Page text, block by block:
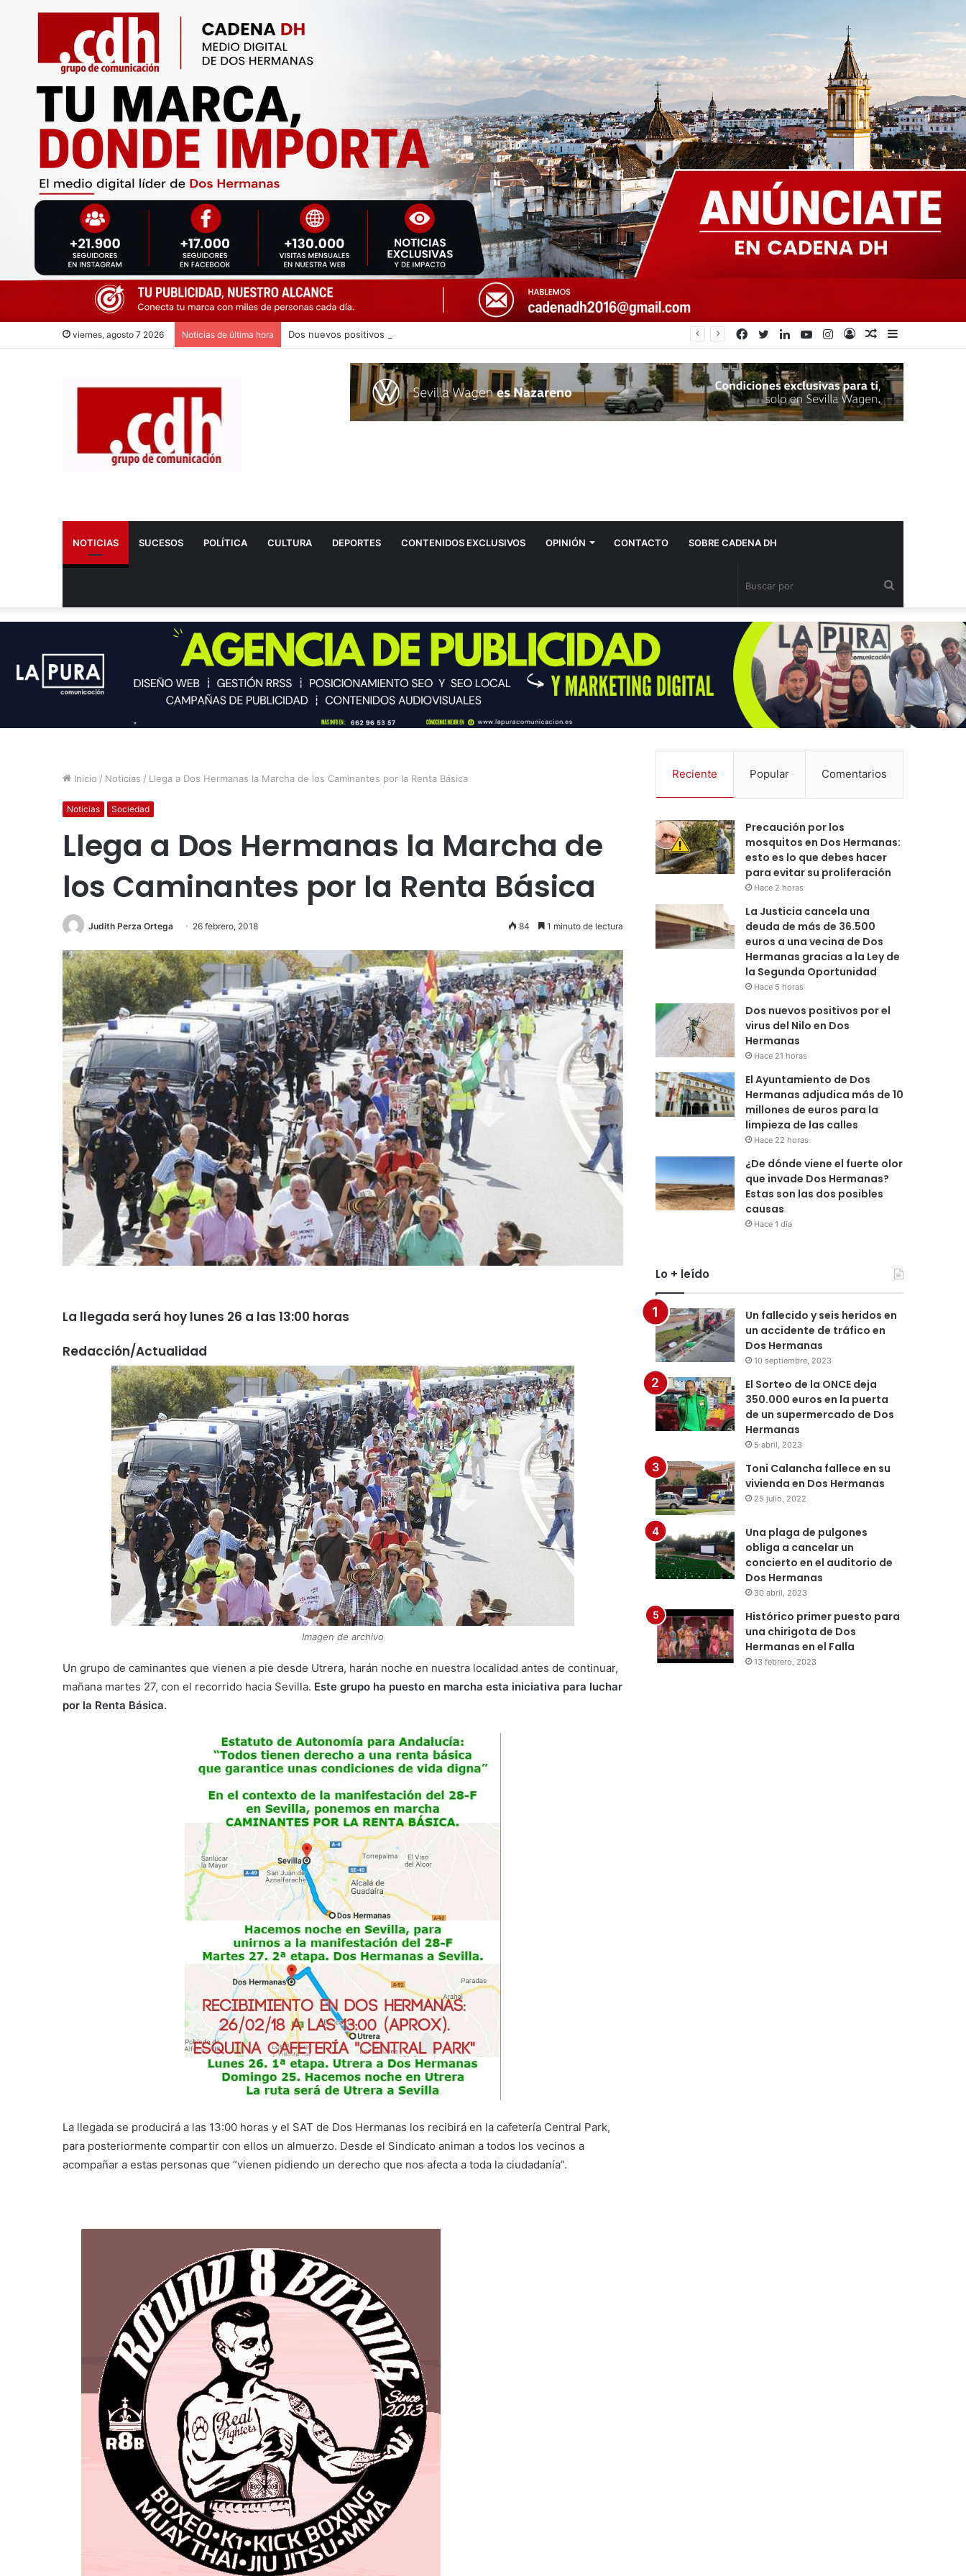
viernes, agosto 7 2026 Noticias de última hora Dos nuevos positivos por el virus del Nilo en Dos Hermanas
lateral
Publicación
al
azar
Acceso
Instagram
YouTube
LinkedIn
Twitter
Facebook
NOTICIAS SUCESOS POLÍTICA CULTURA DEPORTES CONTENIDOS EXCLUSIVOS OPINIÓN CONTACTO SOBRE CADENA DH
por
Inicio / Noticias / Llega a Dos Hermanas la Marcha de los Caminantes por la Renta Básica
Noticias Sociedad
Llega a Dos Hermanas la Marcha de
los Caminantes por la Renta Básica
Judith Perza Ortega 26 febrero, 2018 84 1 minuto de lectura
La llegada será hoy lunes 26 a las 13:00 horas
Redacción/Actualidad
Imagen de archivo
Un grupo de caminantes que vienen a pie desde Utrera, harán noche en nuestra localidad antes de continuar,
mañana martes 27, con el recorrido hacia Sevilla. Este grupo ha puesto en marcha esta iniciativa para luchar
por la Renta Básica.
La llegada se producirá a las 13:00 horas y el SAT de Dos Hermanas los recibirá en la cafetería Central Park,
para posteriormente compartir con ellos un almuerzo. Desde el Sindicato animan a todos los vecinos a
acompañar a estas personas que “vienen pidiendo un derecho que nos afecta a toda la ciudadanía”.
Reciente Popular Comentarios
Precaución por los
mosquitos en Dos Hermanas:
esto es lo que debes hacer
para evitar su proliferación
Hace 2 horas
La Justicia cancela una
deuda de más de 36.500
euros a una vecina de Dos
Hermanas gracias a la Ley de
la Segunda Oportunidad
Hace 5 horas
Dos nuevos positivos por el
virus del Nilo en Dos
Hermanas
Hace 21 horas
El Ayuntamiento de Dos
Hermanas adjudica más de 10
millones de euros para la
limpieza de las calles
Hace 22 horas
¿De dónde viene el fuerte olor
que invade Dos Hermanas?
Estas son las dos posibles
causas
Hace 1 día
Lo + leído
Un fallecido y seis heridos en
un accidente de tráfico en
Dos Hermanas
10 septiembre, 2023
El Sorteo de la ONCE deja
350.000 euros en la puerta
de un supermercado de Dos
Hermanas
5 abril, 2023
Toni Calancha fallece en su
vivienda en Dos Hermanas
25 julio, 2022
Una plaga de pulgones
obliga a cancelar un
concierto en el auditorio de
Dos Hermanas
30 abril, 2023
Histórico primer puesto para
una chirigota de Dos
Hermanas en el Falla
13 febrero, 2023